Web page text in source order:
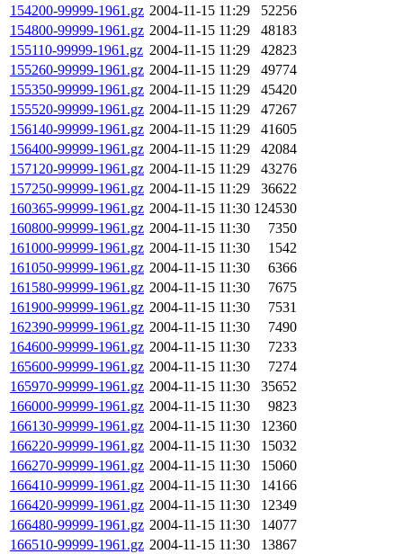
154200-99999-1961.gz 2004-11-15 11:29
52256
154800-99999-1961.gz 2004-11-15 11:29
48183
155110-99999-1961.gz 2004-11-15 11:29
42823
155260-99999-1961.gz 2004-11-15 11:29
49774
155350-99999-1961.gz 2004-11-15 11:29
45420
155520-99999-1961.gz 2004-11-15 11:29
47267
156140-99999-1961.gz 2004-11-15 11:29
41605
156400-99999-1961.gz 2004-11-15 11:29
42084
157120-99999-1961.gz 2004-11-15 11:29
43276
157250-99999-1961.gz 2004-11-15 11:29
36622
160365-99999-1961.gz 2004-11-15 11:30 124530
160800-99999-1961.gz 2004-11-15 11:30
7350
161000-99999-1961.gz 2004-11-15 11:30
1542
161050-99999-1961.gz 2004-11-15 11:30
6366
161580-99999-1961.gz 2004-11-15 11:30
7675
161900-99999-1961.gz 2004-11-15 11:30
7531
162390-99999-1961.gz 2004-11-15 11:30
7490
164600-99999-1961.gz 2004-11-15 11:30
7233
165600-99999-1961.gz 2004-11-15 11:30
7274
165970-99999-1961.gz 2004-11-15 11:30
35652
166000-99999-1961.gz 2004-11-15 11:30
9823
166130-99999-1961.gz 2004-11-15 11:30
12360
166220-99999-1961.gz 2004-11-15 11:30
15032
166270-99999-1961.gz 2004-11-15 11:30
15060
166410-99999-1961.gz 2004-11-15 11:30
14166
166420-99999-1961.gz 2004-11-15 11:30
12349
166480-99999-1961.gz 2004-11-15 11:30
14077
166510-99999-1961.gz 2004-11-15 11:30
13867